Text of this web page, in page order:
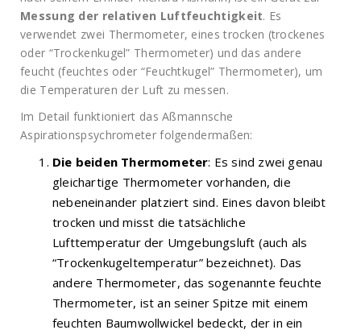
Messung der relativen Luftfeuchtigkeit. Es
verwendet zwei Thermometer, eines trocken (trockenes
oder “Trockenkugel” Thermometer) und das andere
feucht (feuchtes oder “Feuchtkugel” Thermometer), um
die Temperaturen der Luft zu messen.
Im Detail funktioniert das Aßmannsche
Aspirationspsychrometer folgendermaßen:
Die beiden Thermometer: Es sind zwei genau
gleichartige Thermometer vorhanden, die
nebeneinander platziert sind. Eines davon bleibt
trocken und misst die tatsächliche
Lufttemperatur der Umgebungsluft (auch als
“Trockenkugeltemperatur” bezeichnet). Das
andere Thermometer, das sogenannte feuchte
Thermometer, ist an seiner Spitze mit einem
feuchten Baumwollwickel bedeckt, der in ein